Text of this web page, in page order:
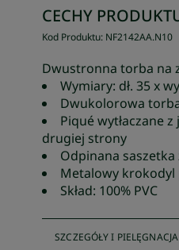
CECHY
Kod Produktu: NF2142AA.N10
Dwustronna torba na
Wymiary: dł. 35 x
Dwukolorowa
Piqué wytłaczane
drugiej strony
Odpinana
Metalowy
Skład: 100% PVC
SZCZEGÓŁY I PIELĘGNACJA